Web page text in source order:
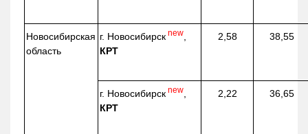
Новосибирская
область
г. Новосибирск new
КРТ
2,58 38,55
г. Новосибирск new
КРТ
2,22 36,65